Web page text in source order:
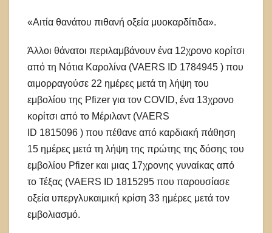
«Αιτία θανάτου πιθανή οξεία μυοκαρδίτιδα».
Άλλοι θάνατοι περιλαμβάνουν ένα 12χρονο κορίτσι
από τη Νότια Καρολίνα (VAERS ID 1784945 ) που
αιμορραγούσε 22 ημέρες μετά τη λήψη του
εμβολίου της Pfizer για τον COVID, ένα 13χρονο
κορίτσι από το Μέριλαντ (VAERS
ID 1815096 ) που πέθανε από καρδιακή πάθηση
15 ημέρες μετά τη λήψη της πρώτης της δόσης του
εμβολίου Pfizer και μιας 17χρονης γυναίκας από
το Τέξας (VAERS ID 1815295 που παρουσίασε
οξεία υπεργλυκαιμική κρίση 33 ημέρες μετά τον
εμβολιασμό.